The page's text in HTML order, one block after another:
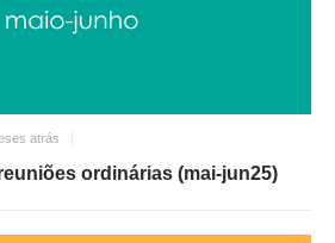
atrás
ordinárias (mai-jun25)